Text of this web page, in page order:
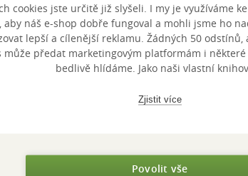
měkká vazba
290 g
DOTISKU
3.12.2024
Hodnocení a recenze
cookies jste určitě již slyšeli. I my je využíváme
aby náš e-shop dobře fungoval a mohli jsme ho
lepší a cílenější reklamu. Žádných 50 odstínů,
může předat marketingovým platformám i
bedlivě hlídáme. Jako naši vlastní
Zjistit více
Povolit vše